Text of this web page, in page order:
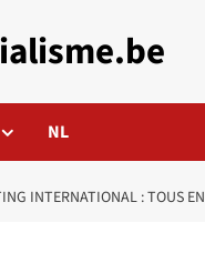
NL
INTERNATIONAL : TOUS